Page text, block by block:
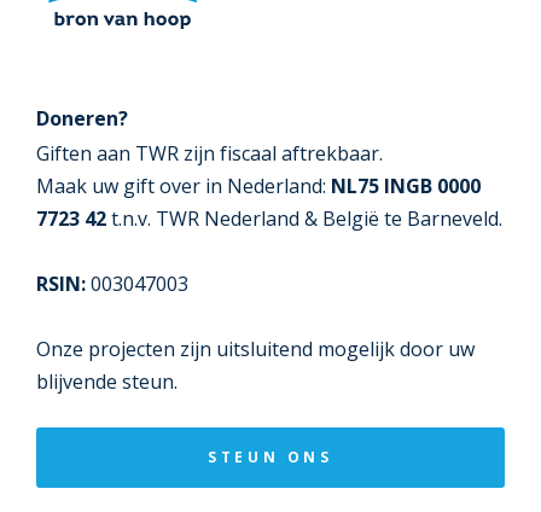
Doneren?
Giften aan TWR zijn fiscaal aftrekbaar.
Maak uw gift over in Nederland: NL75 INGB 0000
7723 42t.n.v. TWR Nederland & België te Barneveld.
RSIN:003047003
Onze projecten zijn uitsluitend mogelijk door uw
blijvende steun.
STEUN ONS